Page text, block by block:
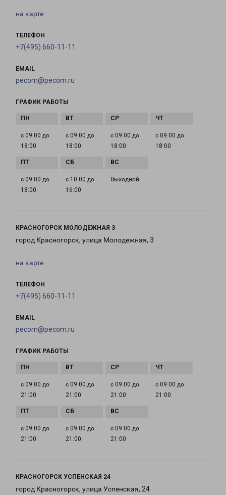
на карте
ТЕЛЕФОН
+7(495) 660-11-11
EMAIL
pecom@pecom.ru
ГРАФИК РАБОТЫ
с 09:00 до
18:00
с 09:00 до
18:00
с 09:00 до
18:00
с 09:00 до
18:00
с 09:00 до
18:00
с 10:00 до
16:00
Выходной
КРАСНОГОРСК МОЛОДЕЖНАЯ 3
город Красногорск, улица Молодежная, 3
на карте
ТЕЛЕФОН
+7(495) 660-11-11
EMAIL
pecom@pecom.ru
ГРАФИК РАБОТЫ
с 09:00 до
21:00
с 09:00 до
21:00
с 09:00 до
21:00
с 09:00 до
21:00
с 09:00 до
21:00
с 09:00 до
21:00
с 09:00 до
21:00
КРАСНОГОРСК УСПЕНСКАЯ 24
город Красногорск, улица Успенская, 24